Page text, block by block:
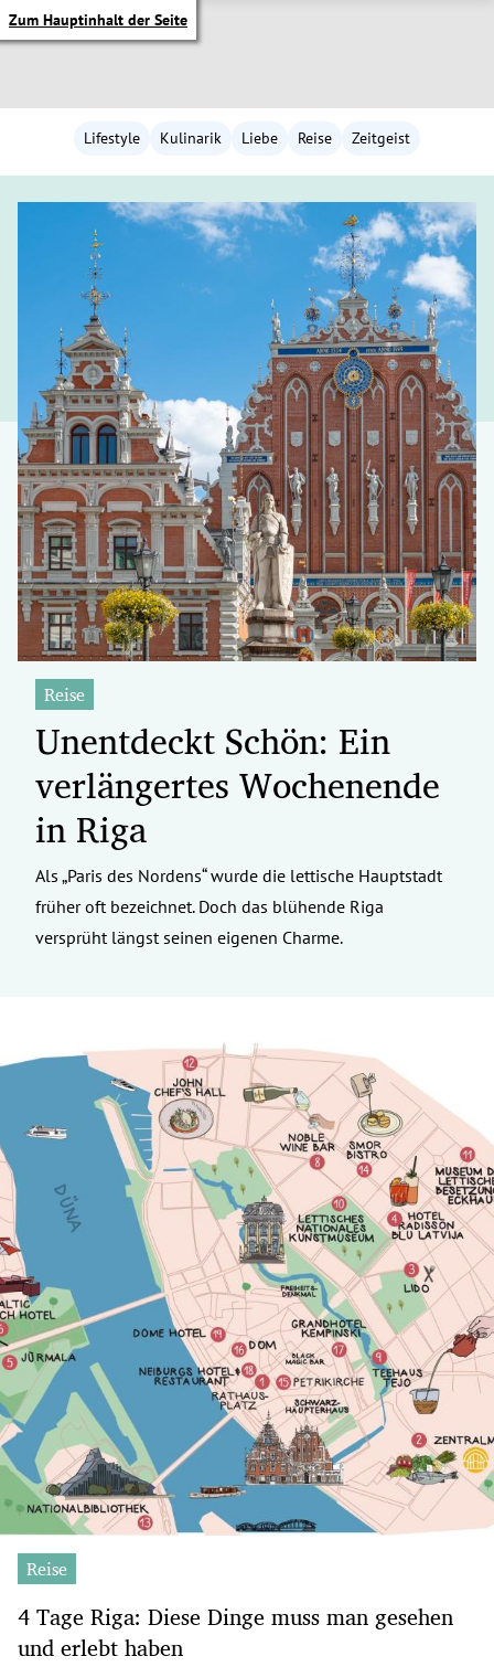
Zum Hauptinhalt der Seite
Untermenü
Untermenü
Untermenü
Untermenü
Untermenü
Untermenü
Untermenü
Untermenü
Untermenü
Untermenü
Lifestyle Kulinarik Liebe Reise Zeitgeist
Reise
Unentdeckt Schön: Ein
verlängertes Wochenende
in Riga
Als „Paris des Nordens“ wurde die lettische Hauptstadt
früher oft bezeichnet. Doch das blühende Riga
versprüht längst seinen eigenen Charme.
Reise
4 Tage Riga: Diese Dinge muss man gesehen
und erlebt haben